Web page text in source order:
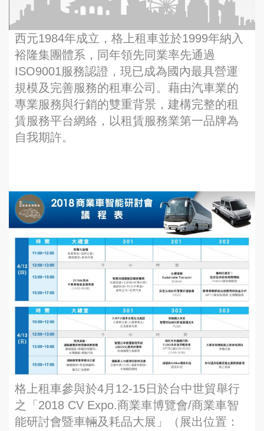
西元1984年成立，格上租車並於1999年納入
裕隆集團體系，同年領先同業率先通過
ISO9001服務認證，現已成為國內最具營運
規模及完善服務的租車公司。藉由汽車業的
專業服務與行銷的雙重背景，建構完整的租
賃服務平台網絡，以租賃服務業第一品牌為
自我期許。
格上租車參與於4月12-15日於台中世貿舉行
之「2018 CV Expo.商業車博覽會/商業車智
能研討會暨車輛及耗品大展」（展出位置：